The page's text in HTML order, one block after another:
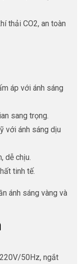
thải CO2, an toàn
áp với ánh sáng
sang trọng.
với ánh sáng dịu
dễ chịu.
tinh tế.
ánh sáng vàng và
50Hz, ngắt